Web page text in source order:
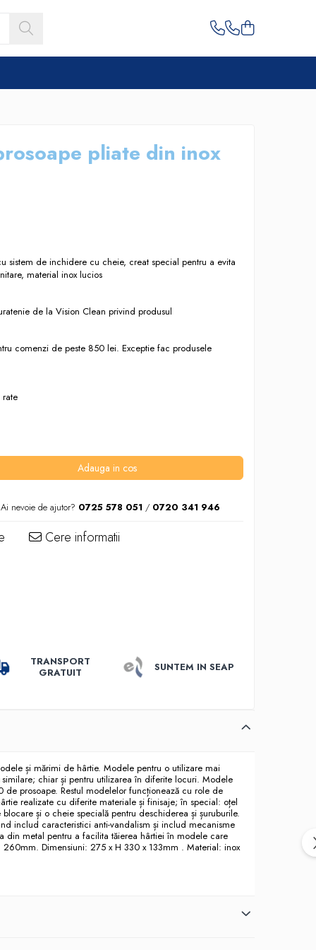
pliate din inox
sistem de inchidere cu cheie, creat special pentru a evita
material inox lucios
de la Vision Clean privind produsul
comenzi de peste 850 lei. Exceptie fac produsele
Adauga in cos
Ai nevoie de ajutor? 0725 578 051 / 0720 341 946
Cere informatii
TRANSPORT
GRATUIT
SUNTEM IN SEAP
și mărimi de hârtie. Modele pentru o utilizare mai
chiar și pentru utilizarea în diferite locuri. Modele
prosoape. Restul modelelor funcționează cu role de
realizate cu diferite materiale și finisaje; în special: oțel
și o cheie specială pentru deschiderea și șuruburile.
includ caracteristici anti-vandalism și includ mecanisme
din metal pentru a facilita tăierea hârtiei în modele care
Dimensiuni: 275 x H 330 x 133mm . Material: inox